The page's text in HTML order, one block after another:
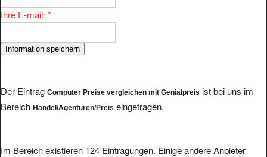
Ihre E-mail: *
Der Eintrag Computer Preise vergleichen mit Genialpreis ist bei uns im
Bereich Handel/Agenturen/Preis eingetragen.
Im Bereich existieren 124 Eintragungen. Einige andere Anbieter